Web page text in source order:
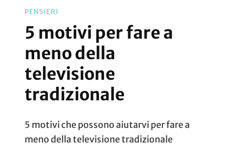
PENSIERI
5 motivi per fare a
meno della
televisione
tradizionale
5 motivi che possono aiutarvi per fare a
meno della televisione tradizionale